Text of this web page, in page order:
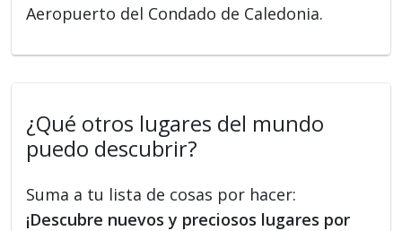
Aeropuerto del Condado de Caledonia.
¿Qué otros lugares del mundo
puedo descubrir?
Suma a tu lista de cosas por hacer:
¡Descubre nuevos y preciosos lugares por